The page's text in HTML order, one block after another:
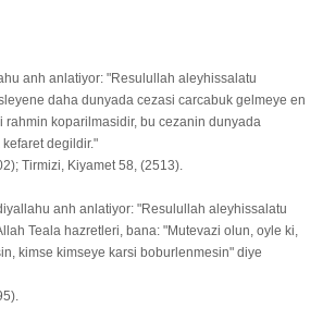
anh anlatiyor: "Resulullah aleyhissalatu
daha dunyada cezasi carcabuk gelmeye en
rahmin koparilmasidir, bu cezanin dunyada
degildir."
Tirmizi, Kiyamet 58, (2513).
anh anlatiyor: "Resulullah aleyhissalatu
Teala hazretleri, bana: "Mutevazi olun, oyle ki,
kimse kimseye karsi boburlenmesin" diye